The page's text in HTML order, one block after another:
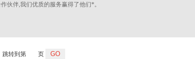
伙伴,我们优质的服务赢得了他们*。
跳转到第 页